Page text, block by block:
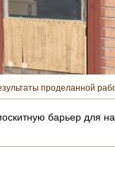
проделанной
барьер для